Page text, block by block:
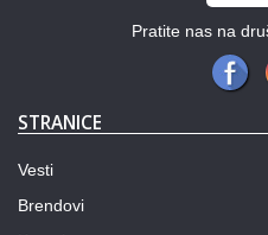
Pratite nas na
STRANICE
Vesti
Brendovi